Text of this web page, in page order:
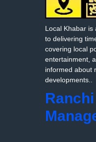
Local Khabar is
to delivering
covering local
entertainment,
informed about
developments..